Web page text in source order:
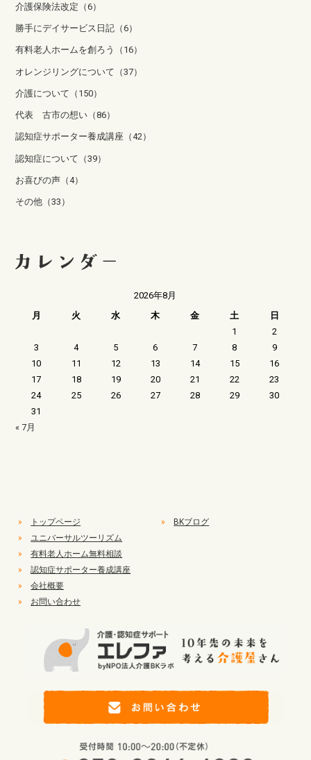
介護保険法改定（6）
勝手にデイサービス日記（6）
有料老人ホームを創ろう（16）
オレンジリングについて（37）
介護について（150）
代表 古市の想い（86）
認知症サポーター養成講座（42）
認知症について（39）
お喜びの声（4）
その他（33）
2026年8月
月
火 水 木 金 土
日
1
2
3
4 5 6 7 8
9
10
11 12 13 14 15
16
17
18 19 20 21 22
23
24
25 26 27 28 29
30
31
« 7月
»
トップページ
»
ユニバーサルツーリズム
»
有料老人ホーム無料相談
»
認知症サポーター養成講座
»
会社概要
»
お問い合わせ
» BKブログ